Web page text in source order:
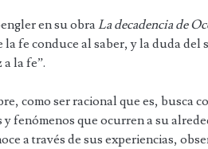
en su obraLa decadencia de
la fe conduce al saber, y la duda del
la fe”.
como ser racional que es, busca
y fenómenos que ocurren a su
a través de sus experiencias,